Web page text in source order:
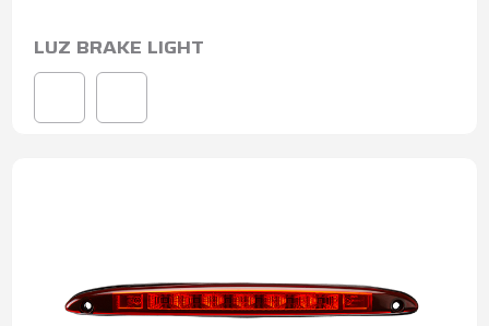
LUZ BRAKE LIGHT